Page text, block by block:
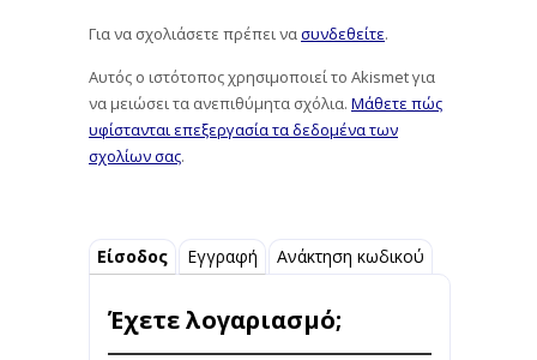
Για να σχολιάσετε πρέπει νασυνδεθείτε.
Αυτός ο ιστότοπος χρησιμοποιεί το Akismet για
να μειώσει τα ανεπιθύμητα σχόλια. Μάθετε πώς
υφίστανται επεξεργασία τα δεδομένα των
σχολίων σας.
Είσοδος Εγγραφή Ανάκτηση κωδικού
Έχετε λογαριασμό;